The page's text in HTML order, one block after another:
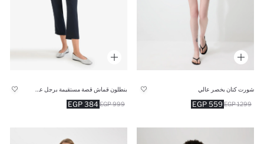
شورت كتان بخصر عالي
559 EGP 1299 EGP
384 EGP 999 EGP